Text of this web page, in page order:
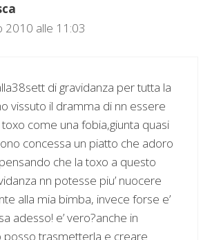
2010 alle 11:03
di gravidanza per tutta la
vissuto il dramma di nn essere
come una fobia,giunta quasi
concessa un piatto che adoro
che la toxo a questo
nn potesse piu’ nuocere
alla mia bimba, invece forse e’
adesso! e’ vero?anche in
posso trasmetterla e creare